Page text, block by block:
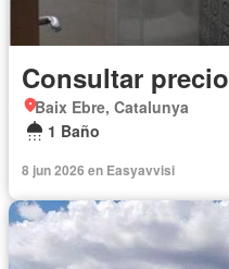
Consultar precio
Baix Ebre, Catalunya
1 Baño
8 jun 2026 en Easyavvisi